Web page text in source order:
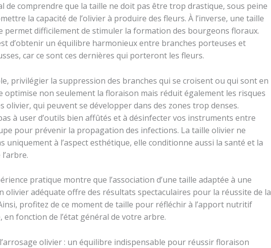
de comprendre que la taille ne doit pas être trop drastique, sous peine
la capacité de l’olivier à produire des fleurs. À l’inverse, une taille
permet difficilement de stimuler la formation des bourgeons floraux.
d’obtenir un équilibre harmonieux entre branches porteuses et
car ce sont ces dernières qui porteront les fleurs.
privilégier la suppression des branches qui se croisent ou qui sont en
optimise non seulement la floraison mais réduit également les risques
olivier, qui peuvent se développer dans des zones trop denses.
à user d’outils bien affûtés et à désinfecter vos instruments entre
pour prévenir la propagation des infections. La taille olivier ne
uniquement à l’aspect esthétique, elle conditionne aussi la santé et la
pratique montre que l’association d’une taille adaptée à une
olivier adéquate offre des résultats spectaculaires pour la réussite de la
profitez de ce moment de taille pour réfléchir à l’apport nutritif
en fonction de l’état général de votre arbre.
olivier : un équilibre indispensable pour réussir floraison